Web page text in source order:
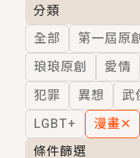
小編心
GL｜《
BL｜《
OMG你
言情｜
分類
全部
第一屆原
琅琅原創
愛情
犯罪
異想 武
LGBT+
漫畫✕
條件篩選